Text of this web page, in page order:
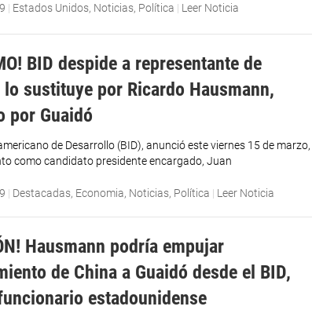
| Estados Unidos, Noticias, Política | Leer Noticia
BID despide a representante de
sustituye por Ricardo Hausmann,
por Guaidó
de Desarrollo (BID), anunció este viernes 15 de marzo,
como candidato presidente encargado, Juan
| Destacadas, Economia, Noticias, Política | Leer Noticia
Hausmann podría empujar
de China a Guaidó desde el BID,
estadounidense